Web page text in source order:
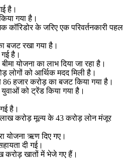
है।
गया है।
कॉरिडोर के जरिए एक परिवर्तनकारी पहल
बजट रखा गया है।
है।
योजना का लाभ दिया जा रहा है।
लोगों को आर्थिक मदद मिली है।
हजार करोड़ का बजट किया गया है।
को ट्रेंड किया गया है।
है।
लाख करोड़ मूल्य के 43 करोड़ लोन मंजूर
योजना ऋण दिए गए।
दी गई।
करोड़ खातों में भेजे गए हैं।